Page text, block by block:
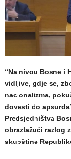
“Na nivou Bosne i
vidljive, gdje se,
nacionalizma,
dovesti do
Predsjedništva
obrazlažući razlog
skupštine